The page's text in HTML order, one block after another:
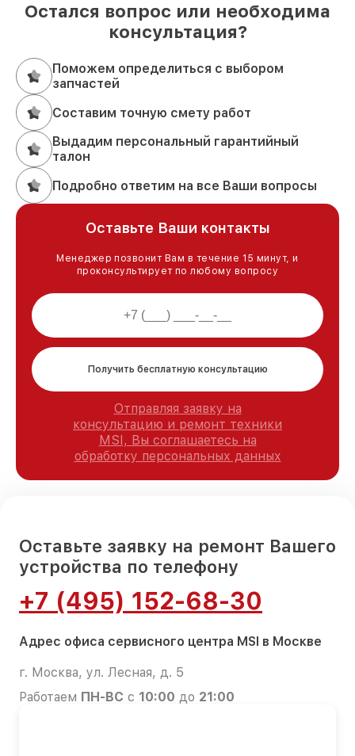
Остался вопрос или необходима
консультация?
Поможем определиться с выбором
запчастей
Составим точную смету работ
Выдадим персональный гарантийный
талон
Подробно ответим на все Ваши вопросы
Оставьте Ваши контакты
Менеджер позвонит Вам в течение 15 минут, и
проконсультирует по любому вопросу
Получить бесплатную консультацию
Отправляя заявку на
консультацию и ремонт техники
MSI, Вы соглашаетесь на
обработку персональных данных
Оставьте заявку на ремонт Вашего
устройства по телефону
+7 (495) 152-68-30
Адрес офиса сервисного центра MSI в Москве
г. Москва, ул. Лесная, д. 5
Работаем ПН-ВС с 10:00 до 21:00